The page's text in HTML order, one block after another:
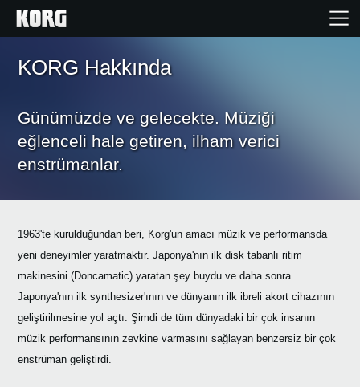
Ana Sayfa
Ürünler
Özellikler
Destek
Mağaza Bulucu
Haberler
KORG Hakkında
Günümüzde ve gelecekte. Müziği
eğlenceli hale getiren, ilham verici
enstrümanlar.
1963'te kurulduğundan beri, Korg'un amacı müzik ve performansda
yeni deneyimler yaratmaktır. Japonya'nın ilk disk tabanlı ritim
makinesini (Doncamatic) yaratan şey buydu ve daha sonra
Japonya'nın ilk synthesizer'ının ve dünyanın ilk ibreli akort cihazının
geliştirilmesine yol açtı. Şimdi de tüm dünyadaki bir çok insanın
müzik performansının zevkine varmasını sağlayan benzersiz bir çok
enstrüman geliştirdi.